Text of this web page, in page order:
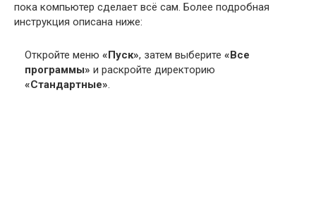
пока компьютер сделает всё сам. Более подробная
инструкция описана ниже:
Откройте меню «Пуск», затем выберите «Все
программы» и раскройте директорию
«Стандартные»